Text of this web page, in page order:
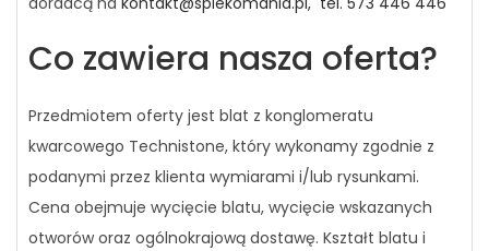
Co zawiera nasza oferta?
Przedmiotem oferty jest blat z konglomeratu
kwarcowego Technistone, który wykonamy zgodnie z
podanymi przez klienta wymiarami i/lub rysunkami.
Cena obejmuje wycięcie blatu, wycięcie wskazanych
otworów oraz ogólnokrajową dostawę. Kształt blatu i